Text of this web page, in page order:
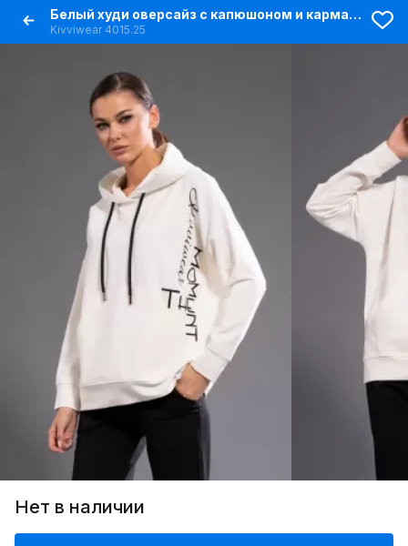
Белый худи оверсайз с капюшоном и карманом кенгуру
Kivviwear 4015.25
Нет в наличии